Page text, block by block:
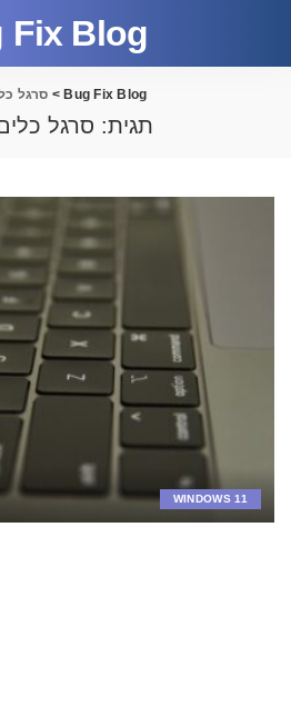
Fix Blog
Bug Fix Blog
> סרגל
תגית: סרגל כלים
WINDOWS 11